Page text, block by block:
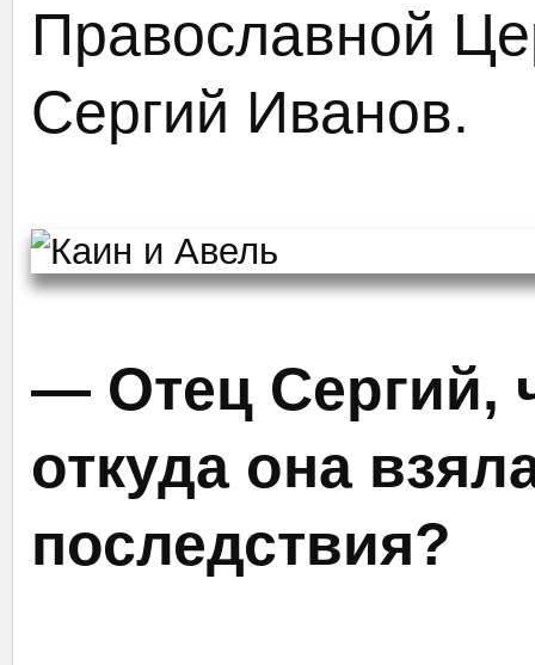
Православной
Сергий Иванов.
— Отец Сергий,
откуда она
последствия?